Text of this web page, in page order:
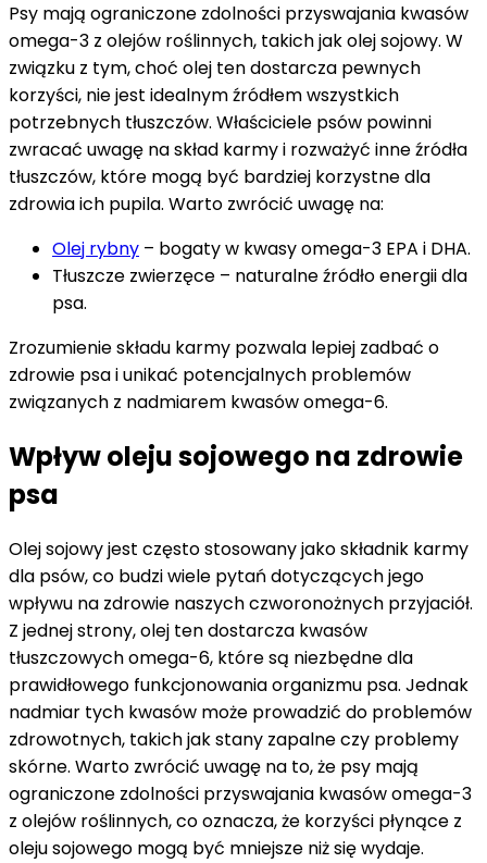
Psy mają ograniczone zdolności przyswajania kwasów
omega-3 z olejów roślinnych, takich jak olej sojowy. W
związku z tym, choć olej ten dostarcza pewnych
korzyści, nie jest idealnym źródłem wszystkich
potrzebnych tłuszczów. Właściciele psów powinni
zwracać uwagę na skład karmy i rozważyć inne źródła
tłuszczów, które mogą być bardziej korzystne dla
zdrowia ich pupila. Warto zwrócić uwagę na:
Olej rybny – bogaty w kwasy omega-3 EPA i DHA.
Tłuszcze zwierzęce – naturalne źródło energii dla
psa.
Zrozumienie składu karmy pozwala lepiej zadbać o
zdrowie psa i unikać potencjalnych problemów
związanych z nadmiarem kwasów omega-6.
Wpływ oleju sojowego na zdrowie
psa
Olej sojowy jest często stosowany jako składnik karmy
dla psów, co budzi wiele pytań dotyczących jego
wpływu na zdrowie naszych czworonożnych przyjaciół.
Z jednej strony, olej ten dostarcza kwasów
tłuszczowych omega-6, które są niezbędne dla
prawidłowego funkcjonowania organizmu psa. Jednak
nadmiar tych kwasów może prowadzić do problemów
zdrowotnych, takich jak stany zapalne czy problemy
skórne. Warto zwrócić uwagę na to, że psy mają
ograniczone zdolności przyswajania kwasów omega-3
z olejów roślinnych, co oznacza, że korzyści płynące z
oleju sojowego mogą być mniejsze niż się wydaje.